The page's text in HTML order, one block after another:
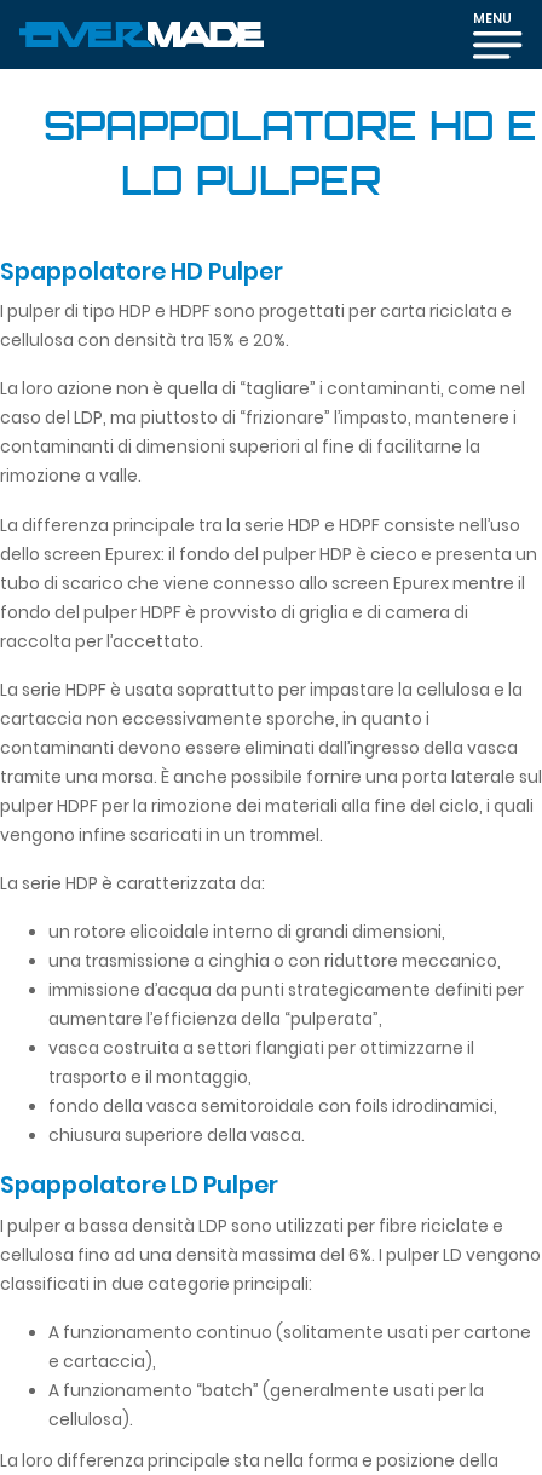
MENU
SPAPPOLATORE HD E
LD PULPER
Spappolatore HD Pulper
I pulper di tipo HDP e HDPF sono progettati per carta riciclata e
cellulosa con densità tra 15% e 20%.
La loro azione non è quella di “tagliare” i contaminanti, come nel
caso del LDP, ma piuttosto di “frizionare” l’impasto, mantenere i
contaminanti di dimensioni superiori al fine di facilitarne la
rimozione a valle.
La differenza principale tra la serie HDP e HDPF consiste nell’uso
dello screen Epurex: il fondo del pulper HDP è cieco e presenta un
tubo di scarico che viene connesso allo screen Epurex mentre il
fondo del pulper HDPF è provvisto di griglia e di camera di
raccolta per l’accettato.
La serie HDPF è usata soprattutto per impastare la cellulosa e la
cartaccia non eccessivamente sporche, in quanto i
contaminanti devono essere eliminati dall’ingresso della vasca
tramite una morsa. È anche possibile fornire una porta laterale sul
pulper HDPF per la rimozione dei materiali alla fine del ciclo, i quali
vengono infine scaricati in un trommel.
La serie HDP è caratterizzata da:
un rotore elicoidale interno di grandi dimensioni,
una trasmissione a cinghia o con riduttore meccanico,
immissione d’acqua da punti strategicamente definiti per
aumentare l’efficienza della “pulperata”,
vasca costruita a settori flangiati per ottimizzarne il
trasporto e il montaggio,
fondo della vasca semitoroidale con foils idrodinamici,
chiusura superiore della vasca.
Spappolatore LD Pulper
I pulper a bassa densità LDP sono utilizzati per fibre riciclate e
cellulosa fino ad una densità massima del 6%. I pulper LD vengono
classificati in due categorie principali:
A funzionamento continuo (solitamente usati per cartone
e cartaccia),
A funzionamento “batch” (generalmente usati per la
cellulosa).
La loro differenza principale sta nella forma e posizione della